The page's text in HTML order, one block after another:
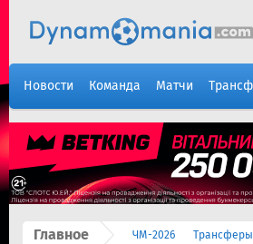
Новости Команда Матчи
Главное ЧМ-2026 Трансферы